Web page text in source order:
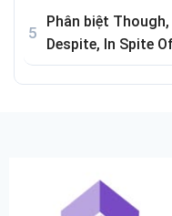
Phân biệt
Despite, In Spite